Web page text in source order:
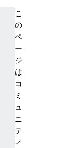
こ
の
ペ
ー
ジ
は
コ
ミ
ュ
ニ
テ
ィ